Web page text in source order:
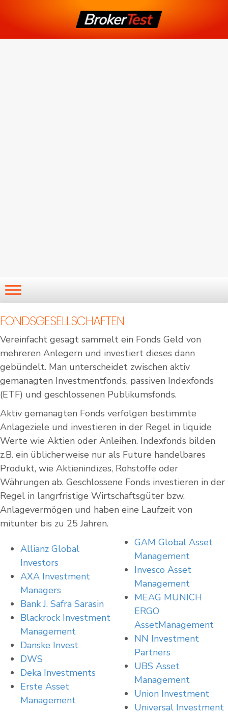
FONDSGESELLSCHAFTEN
Vereinfacht gesagt sammelt ein Fonds Geld von
mehreren Anlegern und investiert dieses dann
gebündelt. Man unterscheidet zwischen aktiv
gemanagten Investmentfonds, passiven Indexfonds
(ETF) und geschlossenen Publikumsfonds.
Aktiv gemanagten Fonds verfolgen bestimmte
Anlageziele und investieren in der Regel in liquide
Werte wie Aktien oder Anleihen. Indexfonds bilden
z.B. ein üblicherweise nur als Future handelbares
Produkt, wie Aktienindizes, Rohstoffe oder
Währungen ab. Geschlossene Fonds investieren in der
Regel in langrfristige Wirtschaftsgüter bzw.
Anlagevermögen und haben eine Laufzeit von
mitunter bis zu 25 Jahren.
Allianz Global
Investors
AXA Investment
Managers
Bank J. Safra Sarasin
Blackrock Investment
Management
Danske Invest
DWS
Deka Investments
Erste Asset
Management
GAM Global Asset
Management
Invesco Asset
Management
MEAG MUNICH
ERGO
AssetManagement
NN Investment
Partners
UBS Asset
Management
Union Investment
Universal Investment